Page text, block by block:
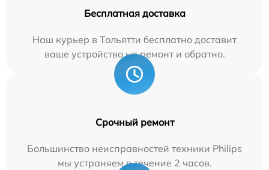
Бесплатная доставка
Наш курьер в Тольятти бесплатно доставит
ваше устройство на ремонт и обратно.
Срочный ремонт
Большинство неисправностей техники Philips
мы устраняем в течение 2 часов.